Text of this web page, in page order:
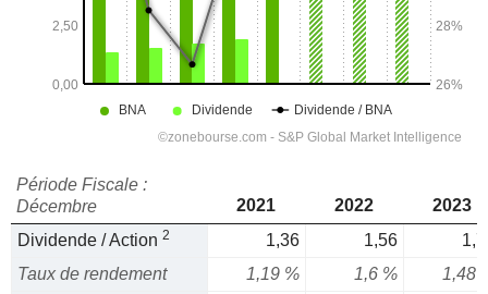
Période Fiscale :
Décembre
2021 2022
2023
Dividende / Action 2 1,36 1,56
Taux de rendement
1,19 % 1,6 %
1,48